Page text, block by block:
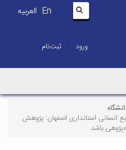
En العربیه
ورود | ثبت‌نام
انسانی استانداری اصفهان: پژوهش
باشد